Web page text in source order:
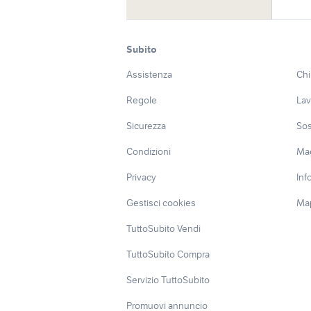
Subito
Assistenza
Regole
Sicurezza
Condizioni
Privacy
Gestisci cookies
TuttoSubito Vendi
TuttoSubito Compra
Servizio TuttoSubito
Promuovi annuncio